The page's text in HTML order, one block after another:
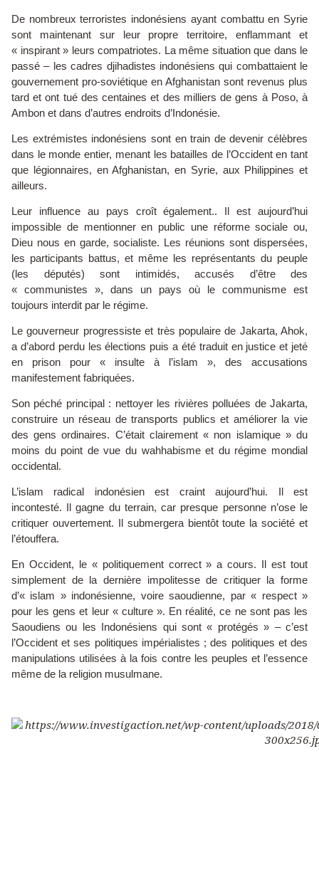
De nombreux terroristes indonésiens ayant combattu en Syrie
sont maintenant sur leur propre territoire, enflammant et
« inspirant » leurs compatriotes. La même situation que dans le
passé – les cadres djihadistes indonésiens qui combattaient le
gouvernement pro-soviétique en Afghanistan sont revenus plus
tard et ont tué des centaines et des milliers de gens à Poso, à
Ambon et dans d’autres endroits d’Indonésie.
Les extrémistes indonésiens sont en train de devenir célèbres
dans le monde entier, menant les batailles de l’Occident en tant
que légionnaires, en Afghanistan, en Syrie, aux Philippines et
ailleurs.
Leur influence au pays croît également.. Il est aujourd’hui
impossible de mentionner en public une réforme sociale ou,
Dieu nous en garde, socialiste. Les réunions sont dispersées,
les participants battus, et même les représentants du peuple
(les députés) sont intimidés, accusés d’être des
« communistes », dans un pays où le communisme est
toujours interdit par le régime.
Le gouverneur progressiste et très populaire de Jakarta, Ahok,
a d’abord perdu les élections puis a été traduit en justice et jeté
en prison pour « insulte à l’islam », des accusations
manifestement fabriquées.
Son péché principal : nettoyer les rivières polluées de Jakarta,
construire un réseau de transports publics et améliorer la vie
des gens ordinaires. C’était clairement « non islamique » du
moins du point de vue du wahhabisme et du régime mondial
occidental.
L’islam radical indonésien est craint aujourd’hui. Il est
incontesté. Il gagne du terrain, car presque personne n’ose le
critiquer ouvertement. Il submergera bientôt toute la société et
l’étouffera.
En Occident, le « politiquement correct » a cours. Il est tout
simplement de la dernière impolitesse de critiquer la forme
d’« islam » indonésienne, voire saoudienne, par « respect »
pour les gens et leur « culture ». En réalité, ce ne sont pas les
Saoudiens ou les Indonésiens qui sont « protégés » – c’est
l’Occident et ses politiques impérialistes ; des politiques et des
manipulations utilisées à la fois contre les peuples et l’essence
même de la religion musulmane.